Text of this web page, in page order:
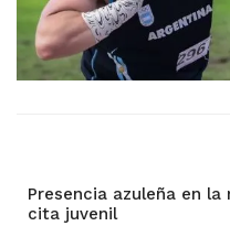
Presencia azuleña en la
cita juvenil